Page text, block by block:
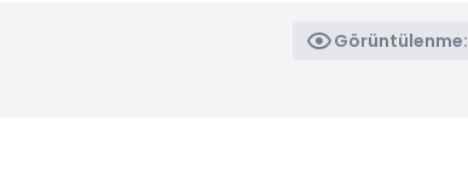
Görüntülenme: